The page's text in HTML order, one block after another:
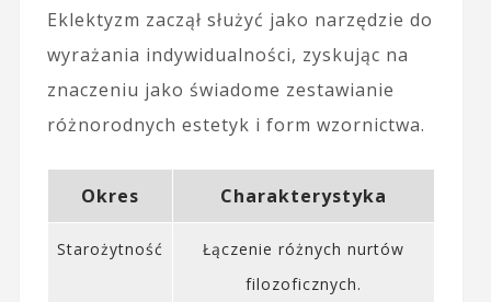
Eklektyzm zaczął służyć jako narzędzie do
wyrażania indywidualności, zyskując na
znaczeniu jako świadome zestawianie
różnorodnych estetyk i form wzornictwa.
Okres Charakterystyka
Starożytność
Łączenie różnych nurtów
filozoficznych.